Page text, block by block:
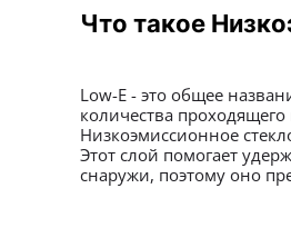
Что такое
Low-E - это общее
количества
Низкоэмиссионное
Этот слой помогает
снаружи, поэтому оно